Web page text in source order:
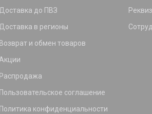
Доставка до ПВЗ
Доставка в регионы
Возврат и обмен товаров
Акции
Распродажа
Пользовательское соглашение
Политика конфиденциальности